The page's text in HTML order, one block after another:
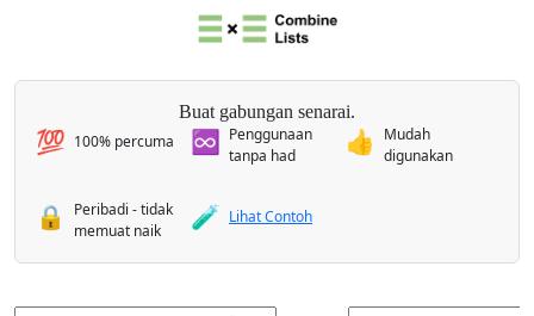
Buat gabungan senarai.
💯 100% percuma ♾️
Penggunaan
tanpa had
👍
Mudah
digunakan
🔒
Peribadi - tidak
memuat naik
🧪 Lihat Contoh